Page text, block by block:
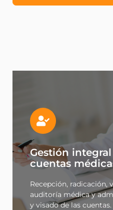
Gestión
cuentas
Recepción, radicación,
auditoría médica y
y visado de las cuentas.
Gestión
cuentas
Recepción, radicación,
auditoría médica y
y visado de las cuentas.
Leer más